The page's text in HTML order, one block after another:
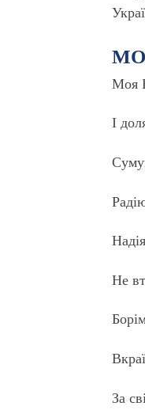
Моя
І
Не
За